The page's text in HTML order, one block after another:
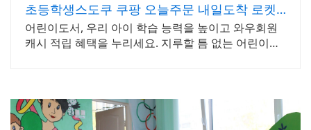
초등학생스도쿠 쿠팡 오늘주문 내일도착 로켓
배송
어린이도서, 우리 아이 학습 능력을 높이고 와우회원
캐시 적립 혜택을 누리세요. 지루할 틈 없는 어린이도